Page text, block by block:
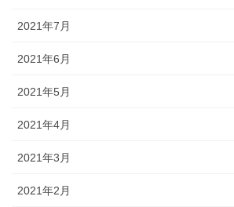
2021年7月
2021年6月
2021年5月
2021年4月
2021年3月
2021年2月